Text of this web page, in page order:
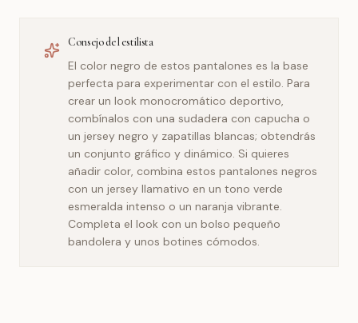
Consejo del estilista
El color negro de estos pantalones es la base
perfecta para experimentar con el estilo. Para
crear un look monocromático deportivo,
combínalos con una sudadera con capucha o
un jersey negro y zapatillas blancas; obtendrás
un conjunto gráfico y dinámico. Si quieres
añadir color, combina estos pantalones negros
con un jersey llamativo en un tono verde
esmeralda intenso o un naranja vibrante.
Completa el look con un bolso pequeño
bandolera y unos botines cómodos.